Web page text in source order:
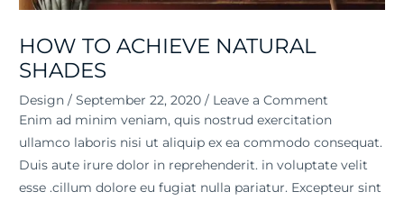
HOW TO ACHIEVE NATURAL
SHADES
Design /September 22, 2020/ Leave a Comment
Enim ad minim veniam, quis nostrud exercitation
ullamco laboris nisi ut aliquip ex ea commodo consequat.
Duis aute irure dolor in reprehenderit. in voluptate velit
esse .cillum dolore eu fugiat nulla pariatur. Excepteur sint